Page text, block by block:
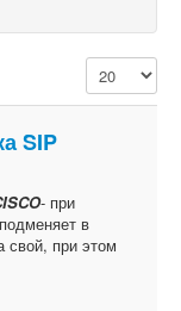
Кол-во
SIP
- при
в
свой, при этом